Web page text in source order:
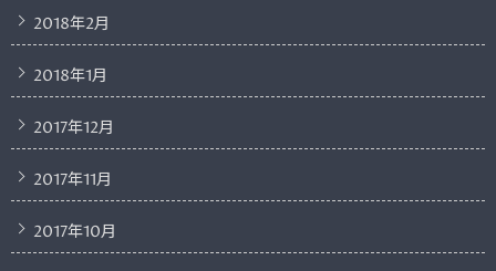
2018年2月
2018年1月
2017年12月
2017年11月
2017年10月